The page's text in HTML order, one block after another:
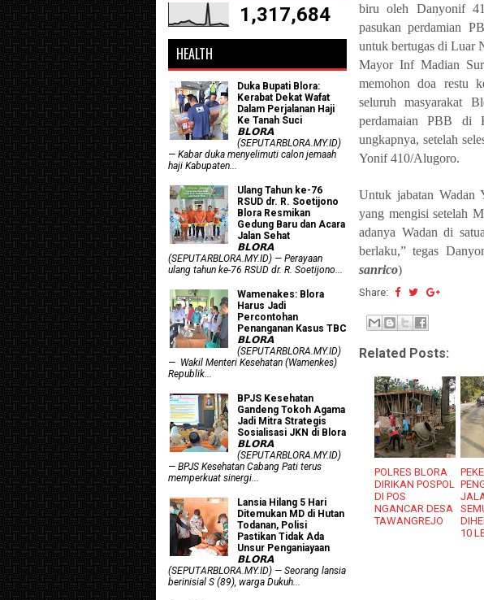
biru oleh Danyonif
pasukan perdamian
untuk bertugas di Luar
Mayor Inf Madian
memohon doa restu
seluruh masyarakat
perdamaian PBB di
ungkapnya, setelah
Yonif 410/Alugoro.
Untuk jabatan Wadan
yang mengisi setelah
adanya Wadan di
berlaku,” tegas
sanrico)
Share:
Related Posts:
POLRES BLORA
DIRIKAN POSPOL
DI POS
NGANCAR DESA
TAWANGREJO
10
1,317,684
HEALTH
Duka Bupati Blora:
Kerabat Dekat Wafat
Dalam Perjalanan Haji
Ke Tanah Suci
𝗕𝗟𝗢𝗥𝗔
(SEPUTARBLORA.MY.ID)
— Kabar duka menyelimuti calon jemaah
haji Kabupaten...
Ulang Tahun ke-76
RSUD dr. R. Soetijono
Blora Resmikan
Gedung Baru dan Acara
Jalan Sehat
𝗕𝗟𝗢𝗥𝗔
(SEPUTARBLORA.MY.ID) — Perayaan
ulang tahun ke-76 RSUD dr. R. Soetijono...
Wamenakes: Blora
Harus Jadi
Percontohan
Penanganan Kasus TBC
𝗕𝗟𝗢𝗥𝗔
(SEPUTARBLORA.MY.ID)
— Wakil Menteri Kesehatan (Wamenkes)
Republik...
BPJS Kesehatan
Gandeng Tokoh Agama
Jadi Mitra Strategis
Sosialisasi JKN di Blora
𝗕𝗟𝗢𝗥𝗔
(SEPUTARBLORA.MY.ID)
— BPJS Kesehatan Cabang Pati terus
memperkuat sinergi...
Lansia Hilang 5 Hari
Ditemukan MD di Hutan
Todanan, Polisi
Pastikan Tidak Ada
Unsur Penganiayaan
𝗕𝗟𝗢𝗥𝗔
(SEPUTARBLORA.MY.ID) — Seorang lansia
berinisial S (89), warga Dukuh...